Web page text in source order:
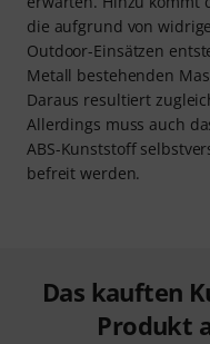
die aufgrund von
Outdoor-Einsätzen
Metall bestehenden
Daraus resultiert
Allerdings muss auch
ABS-Kunststoff
befreit werden.
Das kauften
Produkt